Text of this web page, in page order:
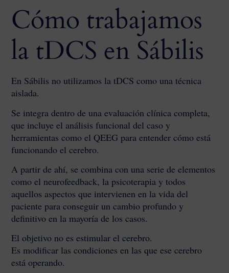
Cómo trabajamos
la tDCS en Sábilis
En Sábilis no utilizamos la tDCS como una técnica
aislada.
Se integra dentro de una evaluación clínica completa,
que incluye el análisis funcional del caso y
herramientas como el QEEG para entender cómo está
funcionando el cerebro.
A partir de ahí, se combina con una serie de elementos
como el neurofeedback, la psicoterapia y todos
aquellos aspectos que intervienen en la vida del
paciente para conseguir un cambio profundo y
definitivo en la mayoría de los casos.
El objetivo no es estimular el cerebro.
Es modificar las condiciones en las que ese cerebro
está operando.